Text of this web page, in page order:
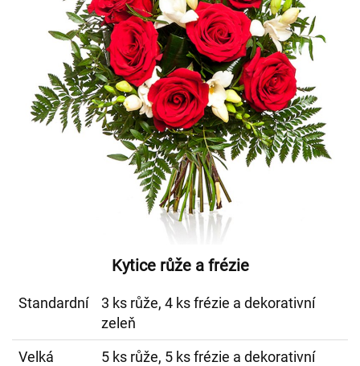
Kytice růže a frézie
Standardní
3 ks růže, 4 ks frézie a dekorativní
zeleň
Velká
5 ks růže, 5 ks frézie a dekorativní